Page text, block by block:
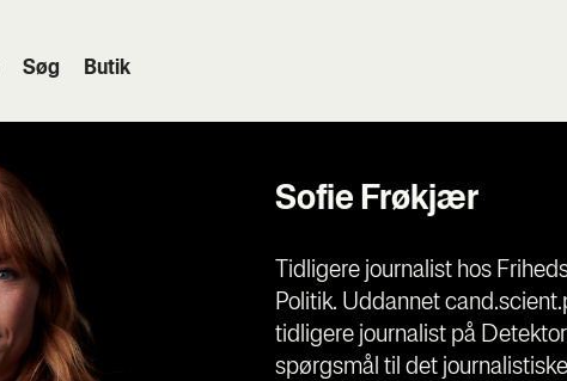
Søg Butik
Sofie Frøkjær
Tidligere journalist hos
Politik. Uddannet
tidligere journalist på
spørgsmål til det